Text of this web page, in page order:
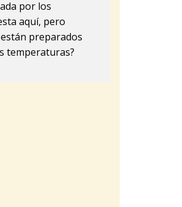
por los
aquí, pero
preparados
temperaturas?